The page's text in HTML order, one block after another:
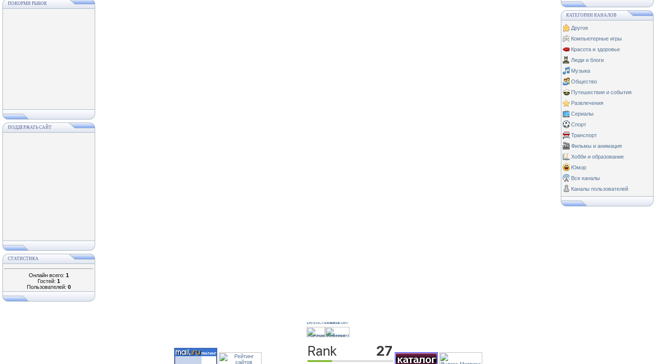
ПОКОРМИ РЫБОК
ПОДДЕРЖАТЬ САЙТ
СТАТИСТИКА
Онлайн всего: 1
Гостей: 1
Пользователей: 0
КАТЕГОРИИ КАНАЛОВ
Другое
Компьютерные игры
Красота и здоровье
Люди и блоги
Музыка
Общество
Путешествия и события
Развлечения
Сериалы
Спорт
Транспорт
Фильмы и анимация
Хобби и образование
Юмор
Все каналы
Каналы пользователей